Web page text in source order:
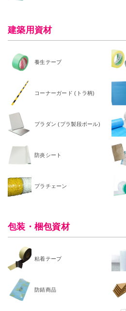
建築用資材
養生テープ
コーナーガード (トラ柄)
プラダン (プラ製段ボール)
防炎シート
プラチェーン
包装・梱包資材
粘着テープ
防錆商品